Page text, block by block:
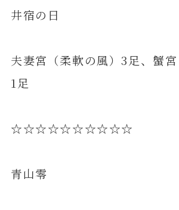
井宿の日
夫妻宮（柔軟の風）3足、蟹宮
1足
☆☆☆☆☆☆☆☆☆☆
青山零